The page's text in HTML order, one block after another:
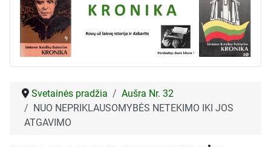
Svetainės pradžia
Aušra Nr. 32
NUO NEPRIKLAUSOMYBĖS NETEKIMO IKI JOS
ATGAVIMO